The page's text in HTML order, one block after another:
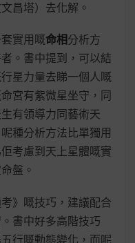
昌塔）去化解。
實用嘅命相分析方
。書中提到，可以結
行星力量去睇一個人嘅
宮有紫微星坐守，同
有領導力同藝術天
種分析方法比單獨用
考慮到天上星體嘅實
盤。
》嘅技巧，建議配合
書中好多高階技巧
行嘅動態變化，而呢